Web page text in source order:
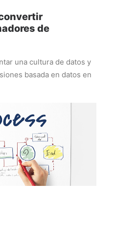
de
una cultura de datos y
basada en datos en